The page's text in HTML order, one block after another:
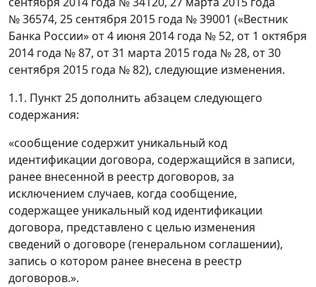
№ 36574, 25 сентября 2015 года № 39001 («Вестник
Банка России» от 4 июня 2014 года № 52, от 1 октября
2014 года № 87, от 31 марта 2015 года № 28, от 30
сентября 2015 года № 82), следующие изменения.
1.1. Пункт 25 дополнить абзацем следующего
содержания:
«сообщение содержит уникальный код
идентификации договора, содержащийся в записи,
ранее внесенной в реестр договоров, за
исключением случаев, когда сообщение,
содержащее уникальный код идентификации
договора, представлено с целью изменения
сведений о договоре (генеральном соглашении),
запись о котором ранее внесена в реестр
договоров.».